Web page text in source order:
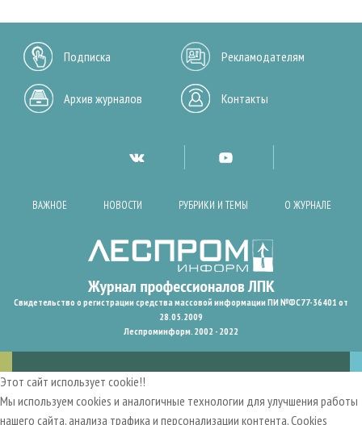
Подписка Рекламодателям
Архив журналов Контакты
ВАЖНОЕ НОВОСТИ РУБРИКИ И ТЕМЫ О ЖУРНАЛЕ
Свидетельство о регистрации средства массовой информации ПИ №ФС77-36401 от
28.05.2009
Леспроминформ. 2002 - 2022
Этот сайт использует cookie!!
Мы используем cookies и аналогичные технологии для улучшения работы
нашего сайта, анализа трафика и персонализации контента. Cookies